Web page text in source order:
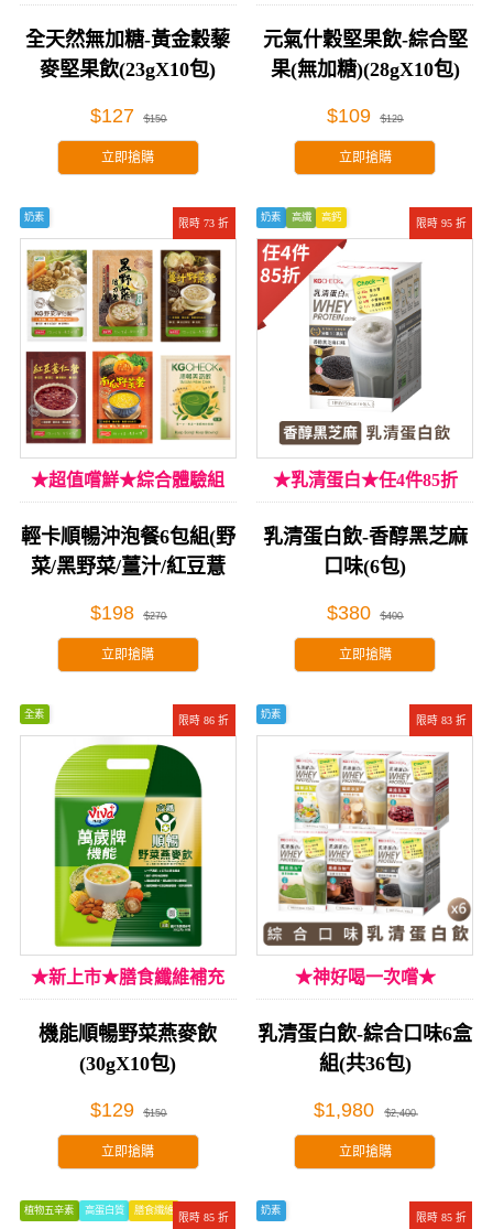
全天然無加糖-黃金穀藜
麥堅果飲(23gX10包)
$127 $150
立即搶購
元氣什穀堅果飲-綜合堅
果(無加糖)(28gX10包)
$109 $129
立即搶購
限時 73 折
奶素
★超值嚐鮮★綜合體驗組
輕卡順暢沖泡餐6包組(野
菜/黑野菜/薑汁/紅豆薏
$198 $270
立即搶購
限時 95 折
奶素 高纖 高鈣
★乳清蛋白★任4件85折
乳清蛋白飲-香醇黑芝麻
口味(6包)
$380 $400
立即搶購
限時 86 折
全素
★新上市★膳食纖維補充
機能順暢野菜燕麥飲
(30gX10包)
$129 $150
立即搶購
限時 83 折
奶素
★神好喝一次嚐★
乳清蛋白飲-綜合口味6盒
組(共36包)
$1,980 $2,400
立即搶購
限時 85 折
植物五辛素 高蛋白質 膳食纖維
限時 85 折
奶素